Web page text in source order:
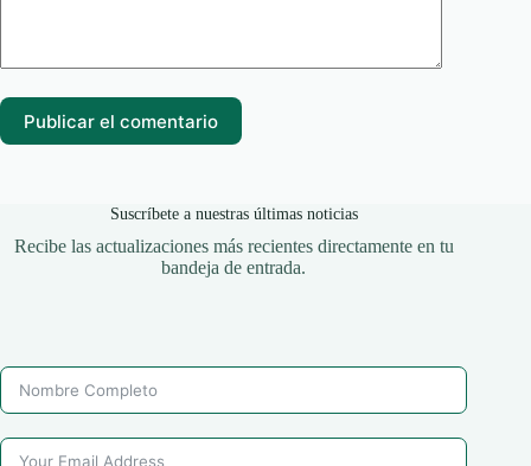
Publicar el comentario
Suscríbete a nuestras últimas noticias
Recibe las actualizaciones más recientes directamente en tu
bandeja de entrada.